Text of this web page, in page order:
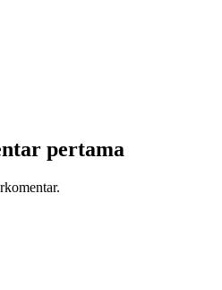
pertama